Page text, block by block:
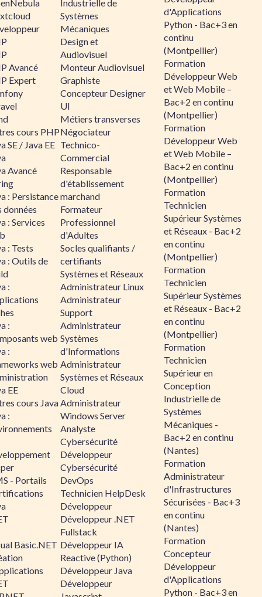
Avancé
Expert
cours PHP
SE / Java EE
Avancé
: Persistance
données
: Services
: Tests
: Outils de
:
:
web
:
web
EE
cours Java
:
- Portails
Basic.NET
Industrielle de
Systèmes
Mécaniques
Design et
Audiovisuel
Monteur Audiovisuel
Graphiste
Concepteur Designer
UI
Métiers transverses
Négociateur
Technico-
Commercial
Responsable
d'établissement
marchand
Formateur
Professionnel
d'Adultes
Socles qualifiants /
certifiants
Systèmes et Réseaux
Administrateur Linux
Administrateur
Support
Administrateur
Systèmes
d'Informations
Administrateur
Systèmes et Réseaux
Cloud
Administrateur
Windows Server
Analyste
Cybersécurité
Développeur
Cybersécurité
DevOps
Technicien HelpDesk
Développeur
Développeur .NET
Fullstack
Développeur IA
Reactive (Python)
Développeur Java
Développeur
d'Applications
Python - Bac+3 en
continu
(Montpellier)
Formation
Développeur Web
et Web Mobile –
Bac+2 en continu
(Montpellier)
Formation
Développeur Web
et Web Mobile –
Bac+2 en continu
(Montpellier)
Formation
Technicien
Supérieur Systèmes
et Réseaux - Bac+2
en continu
(Montpellier)
Formation
Technicien
Supérieur Systèmes
et Réseaux - Bac+2
en continu
(Montpellier)
Formation
Technicien
Supérieur en
Conception
Industrielle de
Systèmes
Mécaniques -
Bac+2 en continu
(Nantes)
Formation
Administrateur
d'Infrastructures
Sécurisées - Bac+3
en continu
(Nantes)
Formation
Concepteur
Développeur
d'Applications
Python - Bac+3 en